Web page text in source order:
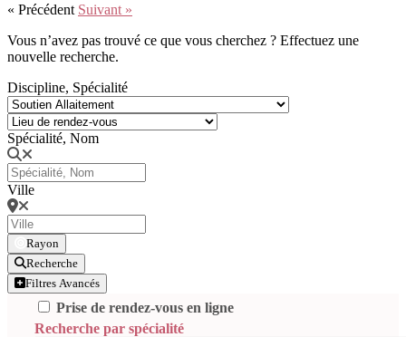
« Précédent Suivant »
Vous n’avez pas trouvé ce que vous cherchez ? Effectuez une
nouvelle recherche.
Discipline, Spécialité
Spécialité, Nom
Ville
Rayon
Recherche
Filtres Avancés
Prise de rendez-vous en ligne
Recherche par spécialité